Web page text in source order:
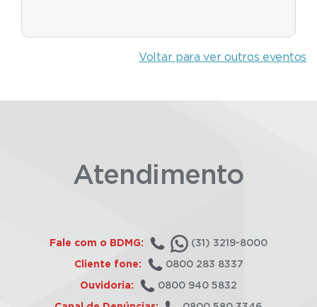
Voltar para ver outros eventos
Atendimento
Fale com o BDMG: (31) 3219-8000
Cliente fone: 0800 283 8337
Ouvidoria: 0800 940 5832